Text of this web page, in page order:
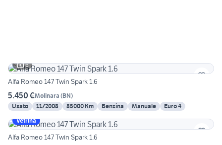
6
Alfa Romeo 147 Twin Spark 1.6
5.450 €Molinara (BN)
Usato
11/2008 85000 Km Benzina Manuale
Euro 4
Vetrina
Alfa Romeo 147 Twin Spark 1.6